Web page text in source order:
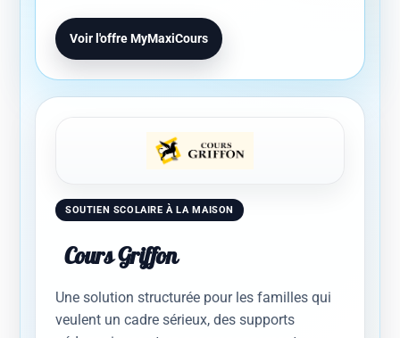
Voir l'offre MyMaxiCours
SOUTIEN SCOLAIRE À LA MAISON
Cours Griffon
Une solution structurée pour les familles qui
veulent un cadre sérieux, des supports